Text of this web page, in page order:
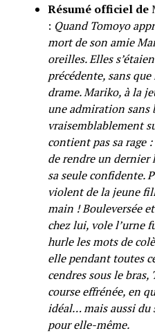
Résumé officiel de
: Quand Tomoyo
mort de son amie
oreilles. Elles
précédente, sans
drame. Mariko, à la
une admiration sans
vraisemblablement
contient pas sa rage
de rendre un dernier
sa seule confidente.
violent de la jeune
main ! Bouleversée
chez lui, vole l’urne
hurle les mots de
elle pendant toutes
cendres sous le bras,
course effrénée, en
idéal… mais aussi du
pour elle-même.